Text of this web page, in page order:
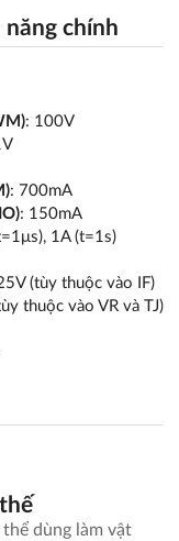
chính
: 100V
: 700mA
: 150mA
1A (t=1s)
(tùy thuộc vào IF)
thuộc vào VR và TJ)
dùng làm vật